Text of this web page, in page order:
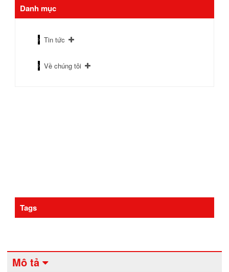
Danh mục
Tin tức
Về chúng tôi
Tags
Mô tả